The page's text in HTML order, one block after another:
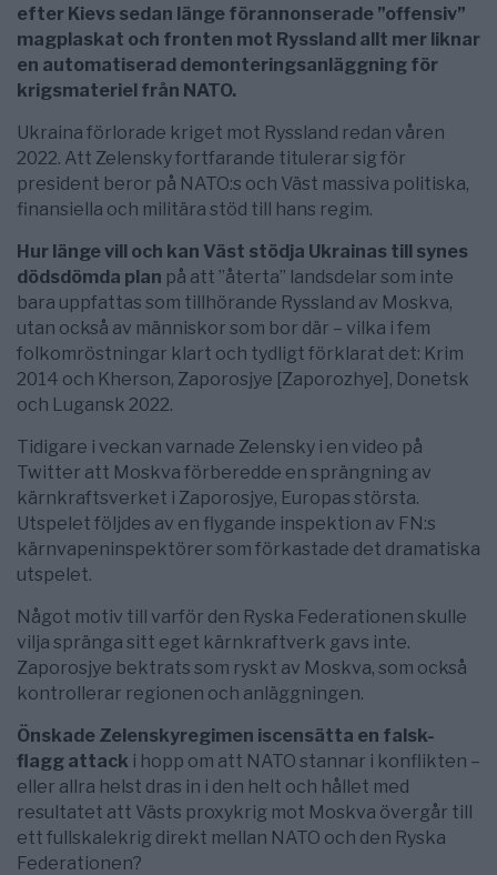
efter Kievs sedan länge förannonserade ”offensiv”
magplaskat och fronten mot Ryssland allt mer liknar
en automatiserad demonteringsanläggning för
krigsmateriel från NATO.
Ukraina förlorade kriget mot Ryssland redan våren
2022. Att Zelensky fortfarande titulerar sig för
president beror på NATO:s och Väst massiva politiska,
finansiella och militära stöd till hans regim.
Hur länge vill och kan Väst stödja Ukrainas till synes
dödsdömda plan på att ”återta” landsdelar som inte
bara uppfattas som tillhörande Ryssland av Moskva,
utan också av människor som bor där – vilka i fem
folkomröstningar klart och tydligt förklarat det: Krim
2014 och Kherson, Zaporosjye [Zaporozhye], Donetsk
och Lugansk 2022.
Tidigare i veckan varnade Zelensky i en video på
Twitter att Moskva förberedde en sprängning av
kärnkraftsverket i Zaporosjye, Europas största.
Utspelet följdes av en flygande inspektion av FN:s
kärnvapeninspektörer som förkastade det dramatiska
utspelet.
Något motiv till varför den Ryska Federationen skulle
vilja spränga sitt eget kärnkraftverk gavs inte.
Zaporosjye bektrats som ryskt av Moskva, som också
kontrollerar regionen och anläggningen.
Önskade Zelenskyregimen iscensätta en falsk-
flagg attack i hopp om att NATO stannar i konflikten –
eller allra helst dras in i den helt och hållet med
resultatet att Västs proxykrig mot Moskva övergår till
ett fullskalekrig direkt mellan NATO och den Ryska
Federationen?